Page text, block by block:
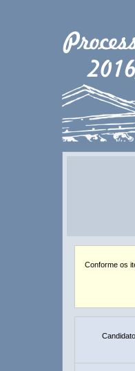
Conforme os